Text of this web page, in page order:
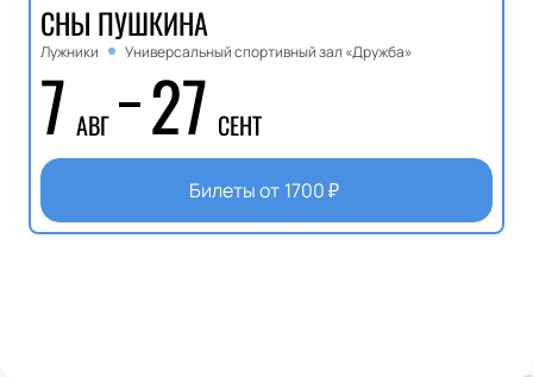
СНЫ ПУШКИНА
Лужники Универсальный спортивный зал «Дружба»
7 АВГ 27 СЕНТ
Билеты от 1700₽